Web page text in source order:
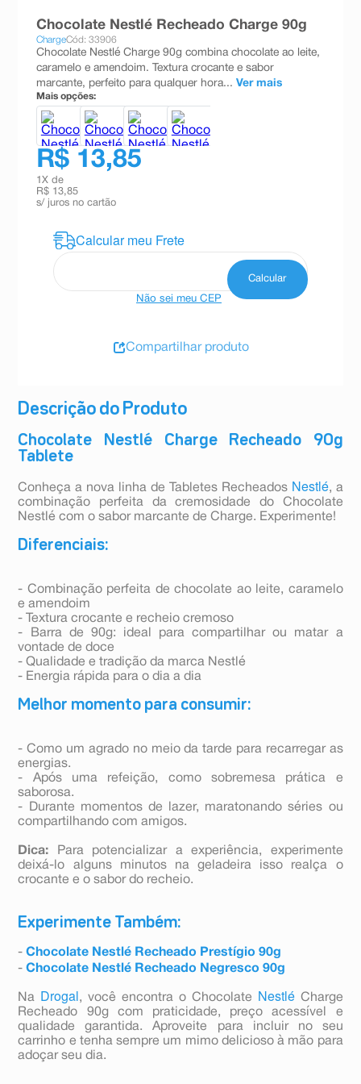
Descrição do Produto
Chocolate Nestlé Charge Recheado 90g
Tablete
Conheça a nova linha de Tabletes Recheados Nestlé, a
combinação perfeita da cremosidade do Chocolate
Nestlé com o sabor marcante de Charge. Experimente!
Diferenciais:
- Combinação perfeita de chocolate ao leite, caramelo
e amendoim
- Textura crocante e recheio cremoso
- Barra de 90g: ideal para compartilhar ou matar a
vontade de doce
- Qualidade e tradição da marca Nestlé
- Energia rápida para o dia a dia
Melhor momento para consumir:
- Como um agrado no meio da tarde para recarregar as
energias.
- Após uma refeição, como sobremesa prática e
saborosa.
- Durante momentos de lazer, maratonando séries ou
compartilhando com amigos.
Dica: Para potencializar a experiência, experimente
deixá-lo alguns minutos na geladeira isso realça o
crocante e o sabor do recheio.
Experimente Também:
-Chocolate Nestlé Recheado Prestígio 90g
-Chocolate Nestlé Recheado Negresco 90g
Na Drogal, você encontra o Chocolate NestléCharge
Recheado 90g com praticidade, preço acessível e
qualidade garantida. Aproveite para incluir no seu
carrinho e tenha sempre um mimo delicioso à mão para
adoçar seu dia.
Chocolate Nestlé Recheado Charge 90g
ChargeCód: 33906
Chocolate Nestlé Charge 90g combina chocolate ao leite,
caramelo e amendoim. Textura crocante e sabor
marcante, perfeito para qualquer hora... Ver mais
Mais opções:
R$ 13,85
1 X de
R$ 13,85
s/ juros no cartão
Não sei meu CEP
Compartilhar produto
absorvente
teste gravidez
10ºesmalte